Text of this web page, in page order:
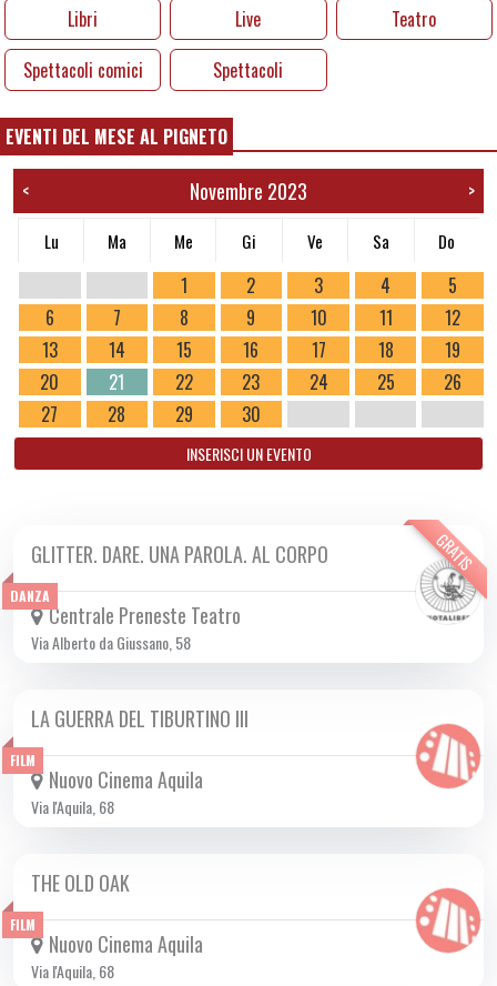
Libri
Live
Teatro
Spettacoli comici
Spettacoli
EVENTI DEL MESE AL PIGNETO
< Novembre 2023 >
Lu Ma Me Gi Ve Sa Do
1 2 3 4
5
6
7 8 9 10 11
12
13
14 15 16 17 18
19
20
21 22 23 24 25
26
27
28 29 30
INSERISCI UN EVENTO
DANZA
GRATIS
MAR 21/11 2023
GLITTER. DARE. UNA PAROLA. AL CORPO
Centrale Preneste Teatro
Via Alberto da Giussano, 58
FILM
DA GIO 02/11 A MER 29/11 2023
LA GUERRA DEL TIBURTINO III
Nuovo Cinema Aquila
Via l'Aquila, 68
FILM
DA GIO 16/11 A MER 13/12 2023
THE OLD OAK
Nuovo Cinema Aquila
Via l'Aquila, 68